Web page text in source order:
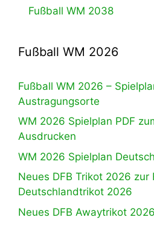
Fußball WM 2038
Fußball WM 2026
Fußball WM 2026 –
Austragungsorte
WM 2026 Spielplan PDF
Ausdrucken
WM 2026 Spielplan
Neues DFB Trikot 2026 zur
Deutschlandtrikot 2026
Neues DFB Awaytrikot 2026